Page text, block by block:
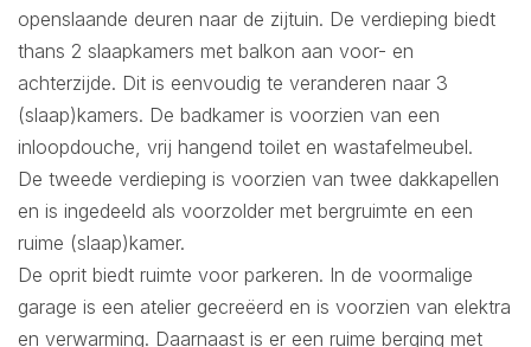
openslaande deuren naar de zijtuin. De verdieping biedt
thans 2 slaapkamers met balkon aan voor- en
achterzijde. Dit is eenvoudig te veranderen naar 3
(slaap)kamers. De badkamer is voorzien van een
inloopdouche, vrij hangend toilet en wastafelmeubel.
De tweede verdieping is voorzien van twee dakkapellen
en is ingedeeld als voorzolder met bergruimte en een
ruime (slaap)kamer.
De oprit biedt ruimte voor parkeren. In de voormalige
garage is een atelier gecreëerd en is voorzien van elektra
en verwarming. Daarnaast is er een ruime berging met